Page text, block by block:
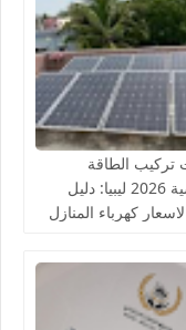
الطاقة
الشمسية 2026 ليبيا: دليل
كهرباء المنازل